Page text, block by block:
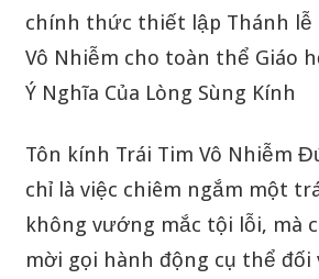
chính thức thiết lập Thánh lễ
Vô Nhiễm cho toàn thể Giáo
Ý Nghĩa Của Lòng Sùng Kính
Tôn kính Trái Tim Vô Nhiễm
chỉ là việc chiêm ngắm một
không vướng mắc tội lỗi, mà
mời gọi hành động cụ thể đối